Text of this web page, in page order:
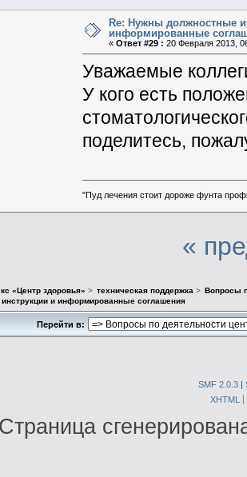
Re: Нужны должностные
информированные
« Ответ #29 : 20 Февраля 2013,
Уважаемые
У кого есть
поделитесь,
"Пуд лечения стоит дороже фунта
«
«Центр здоровья» > техническая поддержка > Вопросы
и информированные соглашения
Перейти в:
SMF 2.0.3|
XHTML
Страница